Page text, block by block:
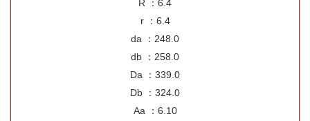
R ：6.4
r ：6.4
da ：248.0
db ：258.0
Da ：339.0
Db ：324.0
Aa ：6.10